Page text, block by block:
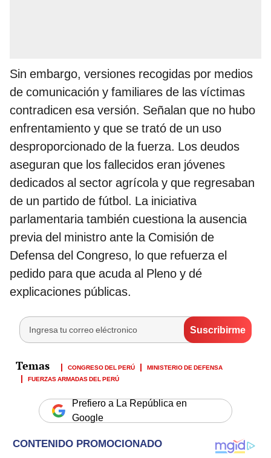
Sin embargo, versiones recogidas por medios
de comunicación y familiares de las víctimas
contradicen esa versión. Señalan que no hubo
enfrentamiento y que se trató de un uso
desproporcionado de la fuerza. Los deudos
aseguran que los fallecidos eran jóvenes
dedicados al sector agrícola y que regresaban
de un partido de fútbol. La iniciativa
parlamentaria también cuestiona la ausencia
previa del ministro ante la Comisión de
Defensa del Congreso, lo que refuerza el
pedido para que acuda al Pleno y dé
explicaciones públicas.
CONGRESO DEL PERÚ
MINISTERIO DE DEFENSA
FUERZAS ARMADAS DEL PERÚ
Prefiero a La República en
Google